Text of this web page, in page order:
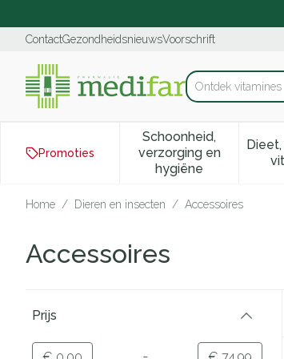
ContactGezondheidsnieuwsVoorschrift
Product, merk,
Promoties
Schoonheid,
verzorging en
hygiëne
Toon submenu
Home / Dieren en insecten / Accessoires
Accessoires
Prijs
Minimumwaarde
Maximale